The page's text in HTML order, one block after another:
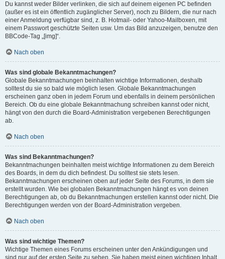
Du kannst weder Bilder verlinken, die sich auf deinem eigenen PC befinden
(außer es ist ein öffentlich zugänglicher Server), noch zu Bildern, die nur nach
einer Anmeldung verfügbar sind, z. B. Hotmail- oder Yahoo-Mailboxen, mit
einem Passwort geschützte Seiten usw. Um das Bild anzuzeigen, benutze den
BBCode-Tag „[img]“.
Nach oben
Was sind globale Bekanntmachungen?
Globale Bekanntmachungen beinhalten wichtige Informationen, deshalb
solltest du sie so bald wie möglich lesen. Globale Bekanntmachungen
erscheinen ganz oben in jedem Forum und ebenfalls in deinem persönlichen
Bereich. Ob du eine globale Bekanntmachung schreiben kannst oder nicht,
hängt von den durch die Board-Administration vergebenen Berechtigungen
ab.
Nach oben
Was sind Bekanntmachungen?
Bekanntmachungen beinhalten meist wichtige Informationen zu dem Bereich
des Boards, in dem du dich befindest. Du solltest sie stets lesen.
Bekanntmachungen erscheinen oben auf jeder Seite des Forums, in dem sie
erstellt wurden. Wie bei globalen Bekanntmachungen hängt es von deinen
Berechtigungen ab, ob du Bekanntmachungen erstellen kannst oder nicht. Die
Berechtigungen werden von der Board-Administration vergeben.
Nach oben
Was sind wichtige Themen?
Wichtige Themen eines Forums erscheinen unter den Ankündigungen und
sind nur auf der ersten Seite zu sehen. Sie haben meist einen wichtigen Inhalt,